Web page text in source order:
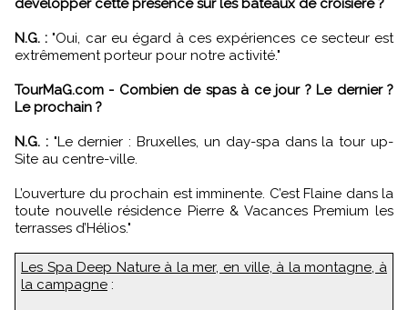
développer cette présence sur les bateaux de croisière ?
N.G. : "Oui, car eu égard à ces expériences ce secteur est
extrêmement porteur pour notre activité."
TourMaG.com - Combien de spas à ce jour ? Le dernier ?
Le prochain ?
N.G. :"Le dernier : Bruxelles, un day-spa dans la tour up-
Site au centre-ville.
L’ouverture du prochain est imminente. C’est Flaine dans la
toute nouvelle résidence Pierre & Vacances Premium les
terrasses d’Hélios."
Les Spa Deep Nature à la mer, en ville, à la montagne, à
la campagne :